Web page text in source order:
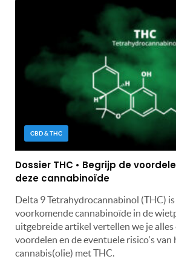
CBD & THC
Dossier THC • Begrijp de
deze cannabinoïde
Delta 9 Tetrahydrocannabinol (THC)
voorkomende cannabinoïde in de
uitgebreide artikel vertellen we je alles
voordelen en de eventuele risico's van
cannabis(olie) met THC.